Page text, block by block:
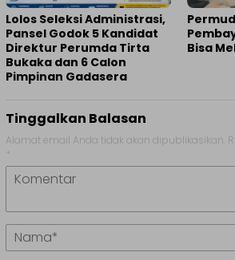
Lolos Seleksi Administrasi,
Pansel Godok 5 Kandidat
Direktur Perumda Tirta
Bukaka dan 6 Calon
Pimpinan Gadasera
Bisa
Tinggalkan Balasan
Alamat email Anda tidak akan dipublikasikan.
*